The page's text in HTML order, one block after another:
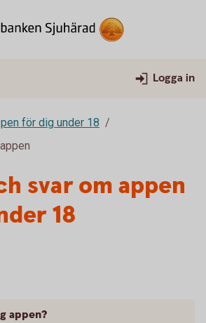
Logga in
för dig under 18
svar om appen
18
appen?